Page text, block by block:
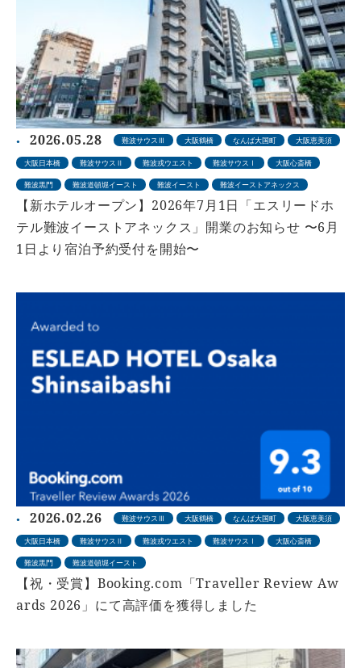
2026.05.28 難波サウスⅢ 大阪鶴橋 なんば大国町 大阪恵美須
大阪日本橋 難波サウスⅡ 難波戎ウエスト 難波サウスⅠ 大阪心斎橋
難波黒門 難波道頓堀イースト 難波イースト 難波イーストアネックス
【新ホテルオープン】2026年7月1日「エスリードホ
テル難波イーストアネックス」開業のお知らせ 〜6月
1日より宿泊予約受付を開始〜
2026.02.26 難波サウスⅢ 大阪鶴橋 なんば大国町 大阪恵美須
大阪日本橋 難波サウスⅡ 難波戎ウエスト 難波サウスⅠ 大阪心斎橋
難波黒門 難波道頓堀イースト
【祝・受賞】Booking.com「Traveller Review Aw
ards 2026」にて高評価を獲得しました